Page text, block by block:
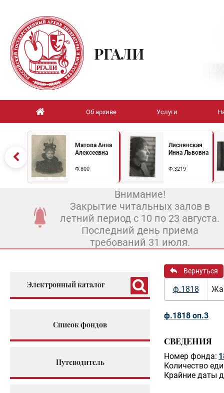
РГАЛИ
Об архиве Услуги
Матова Анна
Алексеевна
Ф.800
Лиснянская
Инна Львовна
Ф.3219
Внимание!
Закрытие читальных залов в
летний период с 10 по 23 августа.
Последний день приема
требований 31 июля.
Электронный каталог
Список фондов
Путеводитель
Вернуться
ф.1818
ф.1818 оп.3
СВЕДЕНИЯ
Номер фонда:
Количество
Крайние даты